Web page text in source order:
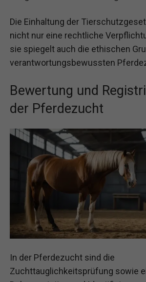
Die Einhaltung der
nicht nur eine rechtliche
sie spiegelt auch die ethischen
verantwortungsbewussten
Bewertung und
der Pferdezucht
In der Pferdezucht sind die
Zuchttauglichkeitsprüfung sowie